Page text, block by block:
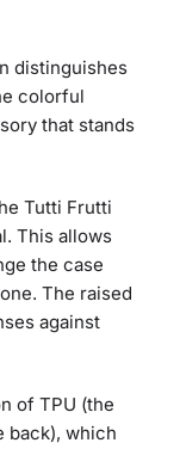
distinguishes
colorful
that stands
Tutti Frutti
This allows
the case
The raised
against
of TPU (the
back), which